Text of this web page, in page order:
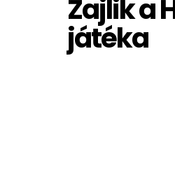
Zajlik a
játéka